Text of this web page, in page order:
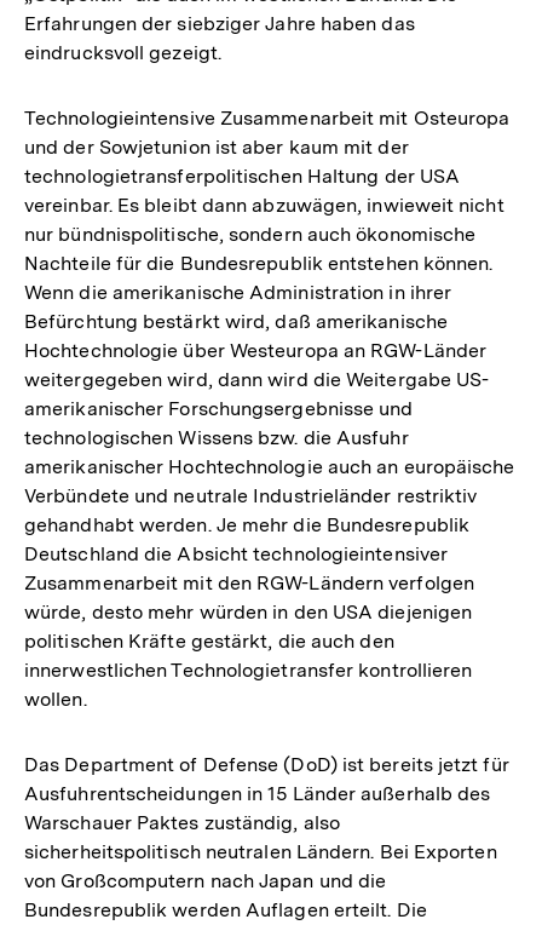
Erfahrungen der siebziger Jahre haben das
eindrucksvoll gezeigt.
Technologieintensive Zusammenarbeit mit Osteuropa
und der Sowjetunion ist aber kaum mit der
technologietransferpolitischen Haltung der USA
vereinbar. Es bleibt dann abzuwägen, inwieweit nicht
nur bündnispolitische, sondern auch ökonomische
Nachteile für die Bundesrepublik entstehen können.
Wenn die amerikanische Administration in ihrer
Befürchtung bestärkt wird, daß amerikanische
Hochtechnologie über Westeuropa an RGW-Länder
weitergegeben wird, dann wird die Weitergabe US-
amerikanischer Forschungsergebnisse und
technologischen Wissens bzw. die Ausfuhr
amerikanischer Hochtechnologie auch an europäische
Verbündete und neutrale Industrieländer restriktiv
gehandhabt werden. Je mehr die Bundesrepublik
Deutschland die Absicht technologieintensiver
Zusammenarbeit mit den RGW-Ländern verfolgen
würde, desto mehr würden in den USA diejenigen
politischen Kräfte gestärkt, die auch den
innerwestlichen Technologietransfer kontrollieren
wollen.
Das Department of Defense (DoD) ist bereits jetzt für
Ausfuhrentscheidungen in 15 Länder außerhalb des
Warschauer Paktes zuständig, also
sicherheitspolitisch neutralen Ländern. Bei Exporten
von Großcomputern nach Japan und die
Bundesrepublik werden Auflagen erteilt. Die